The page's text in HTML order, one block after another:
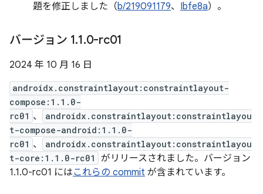
題を修正しました（b/219091179、 Ibfe8a）。
バージョン 1.1.0-rc01
2024 年 10 月 16 日
androidx.constraintlayout:constraintlayout-
compose:1.1.0-
rc01 、
androidx.constraintlayout:constraintlayou
t-compose-android:1.1.0-
rc01 、
androidx.constraintlayout:constraintlayou
t-core:1.1.0-rc01
がリリースされました。バージョン
1.1.0-rc01 にはこれらの commit が含まれています。